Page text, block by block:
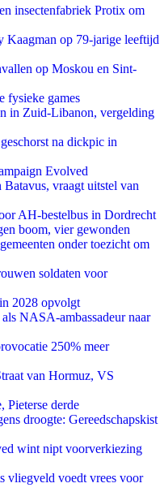
insectenfabriek Protix om
Kaagman op 79-jarige leeftijd
op Moskou en Sint-
fysieke games
in Zuid-Libanon, vergelding
na dickpic in
Evolved
vraagt uitstel van
AH-bestelbus in Dordrecht
boom, vier gewonden
onder toezicht om
soldaten voor
2028 opvolgt
NASA-ambassadeur naar
250% meer
van Hormuz, VS
Pieterse derde
droogte: Gereedschapskist
wint nipt voorverkiezing
vliegveld voedt vrees voor